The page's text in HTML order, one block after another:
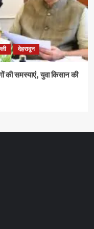
देहरादून
की समस्याएं, युवा किसान की